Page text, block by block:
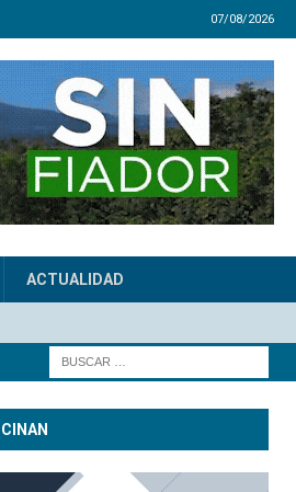
07/08/2026
ACTUALIDAD